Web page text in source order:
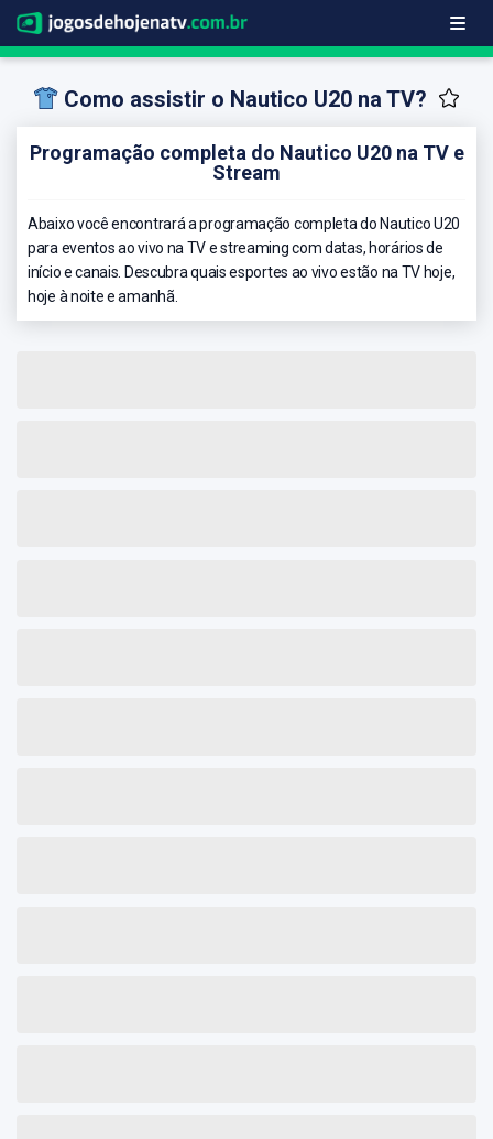
Como assistir o Nautico U20 na TV?
Programação completa do Nautico U20 na TV e
Stream
Abaixo você encontrará a programação completa do Nautico U20
para eventos ao vivo na TV e streaming com datas, horários de
início e canais. Descubra quais esportes ao vivo estão na TV hoje,
hoje à noite e amanhã.